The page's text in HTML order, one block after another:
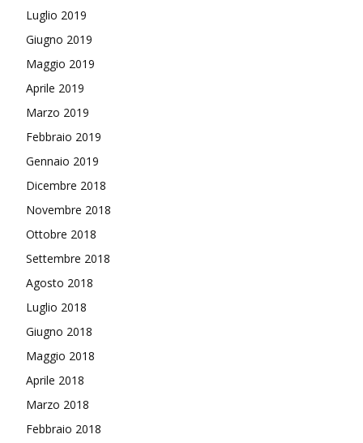
Luglio 2019
Giugno 2019
Maggio 2019
Aprile 2019
Marzo 2019
Febbraio 2019
Gennaio 2019
Dicembre 2018
Novembre 2018
Ottobre 2018
Settembre 2018
Agosto 2018
Luglio 2018
Giugno 2018
Maggio 2018
Aprile 2018
Marzo 2018
Febbraio 2018